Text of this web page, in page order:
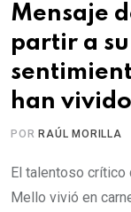
Mensaje
partir a
han
PORRAÚL MORILLA
El talentoso crítico
Mello vivió en